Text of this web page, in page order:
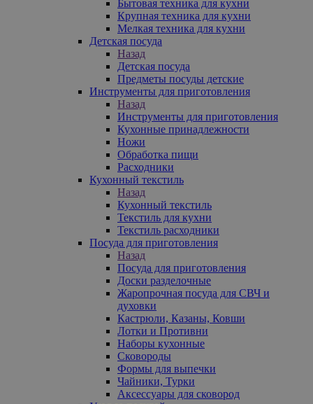
Бытовая техника для кухни
Крупная техника для кухни
Мелкая техника для кухни
Детская посуда
Назад
Детская посуда
Предметы посуды детские
Инструменты для приготовления
Назад
Инструменты для приготовления
Кухонные принадлежности
Ножи
Обработка пищи
Расходники
Кухонный текстиль
Назад
Кухонный текстиль
Текстиль для кухни
Текстиль расходники
Посуда для приготовления
Назад
Посуда для приготовления
Доски разделочные
Жаропрочная посуда для СВЧ и
духовки
Кастрюли, Казаны, Ковши
Лотки и Противни
Наборы кухонные
Сковороды
Формы для выпечки
Чайники, Турки
Аксессуары для сковород